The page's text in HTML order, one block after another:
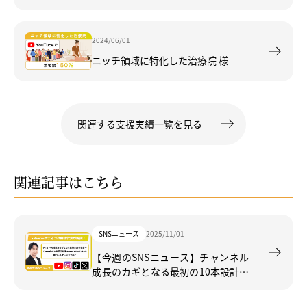
2024/06/01
ニッチ領域に特化した治療院 様
関連する支援実績一覧を見る
関連記事はこちら
SNSニュース 2025/11/01
【今週のSNSニュース】チャンネル
成長のカギとなる最初の10本設計や